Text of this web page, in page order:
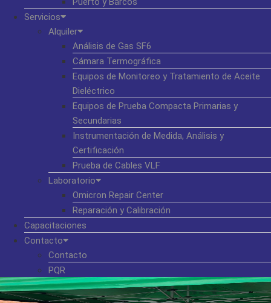
Servicios
Alquiler
Análisis de Gas SF6
Cámara Termográfica
Equipos de Monitoreo y Tratamiento de Aceite
Dieléctrico
Equipos de Prueba Compacta Primarias y
Secundarias
Instrumentación de Medida, Análisis y
Certificación
Prueba de Cables VLF
Laboratorio
Omicron Repair Center
Reparación y Calibración
Capacitaciones
Contacto
Contacto
PQR